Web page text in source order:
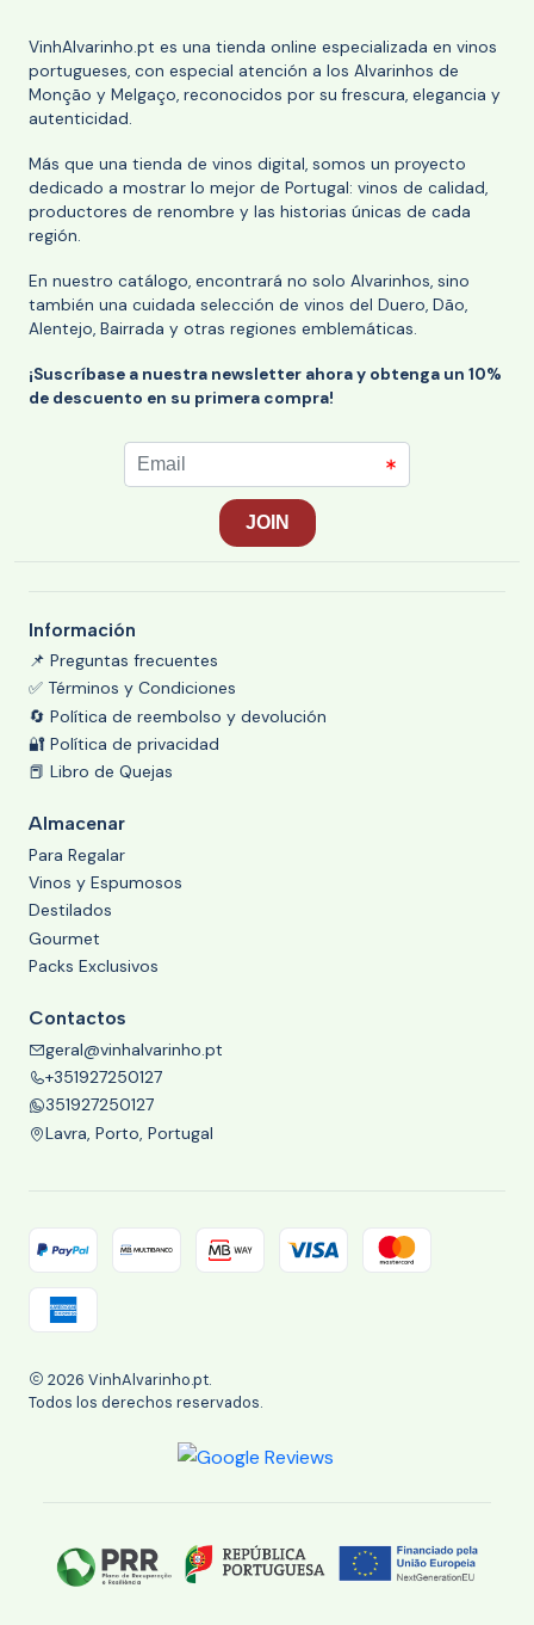
VinhAlvarinho.pt es una tienda online especializada en vinos
portugueses, con especial atención a los Alvarinhos de
Monção y Melgaço, reconocidos por su frescura, elegancia y
autenticidad.
Más que una tienda de vinos digital, somos un proyecto
dedicado a mostrar lo mejor de Portugal: vinos de calidad,
productores de renombre y las historias únicas de cada
región.
En nuestro catálogo, encontrará no solo Alvarinhos, sino
también una cuidada selección de vinos del Duero, Dão,
Alentejo, Bairrada y otras regiones emblemáticas.
¡Suscríbase a nuestra newsletter ahora y obtenga un 10%
de descuento en su primera compra!
Información
📌 Preguntas frecuentes
✅ Términos y Condiciones
🔄 Política de reembolso y devolución
🔐 Política de privacidad
📕 Libro de Quejas
Almacenar
Para Regalar
Vinos y Espumosos
Destilados
Gourmet
Packs Exclusivos
Contactos
geral@vinhalvarinho.pt
+351927250127
351927250127
Lavra, Porto, Portugal
2026 VinhAlvarinho.pt.
Todos los derechos reservados.